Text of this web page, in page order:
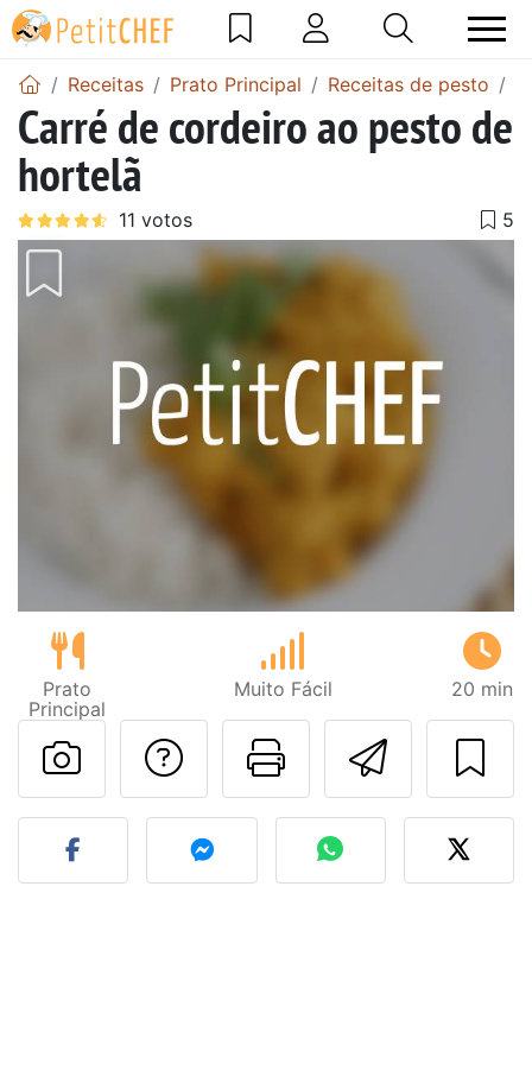
Receitas Prato Principal Receitas de pesto
Carré de cordeiro ao pesto de
hortelã
Prato
Principal
Muito Fácil 20 min
Imprima
Falar com o autor
Fez esta receita?